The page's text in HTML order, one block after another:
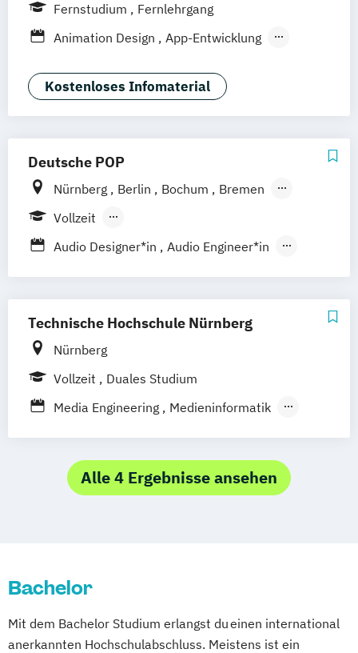
Zürich Rostock Dortmund
Fernstudium
Fernlehrgang
Animation Design
App-Entwicklung
Game Development Industriedesign
Kommunikationsdesign
Kostenloses Infomaterial
Deutsche POP
Nürnberg Berlin Bochum
Bremen
Dresden
Stuttgart
Vollzeit
Berufsbegleitendes Präsenzstudium
Audio Designer*in
Audio Engineer*in
Fotodesigner*in
Game Designer*in Games
Design & Animation
Grafikdesigner*in
Media Reporter
Mediendesigner*in
Medienmanager*in Moderator*in
Musik Designer*in
Videoproduzent*in
Technische Hochschule Nürnberg
Nürnberg
Vollzeit
Duales Studium
Media Engineering
Medieninformatik
Alle 4 Ergebnisse ansehen
Bachelor
Mit dem Bachelor Studium erlangst du einen international
anerkannten Hochschulabschluss. Meistens ist ein